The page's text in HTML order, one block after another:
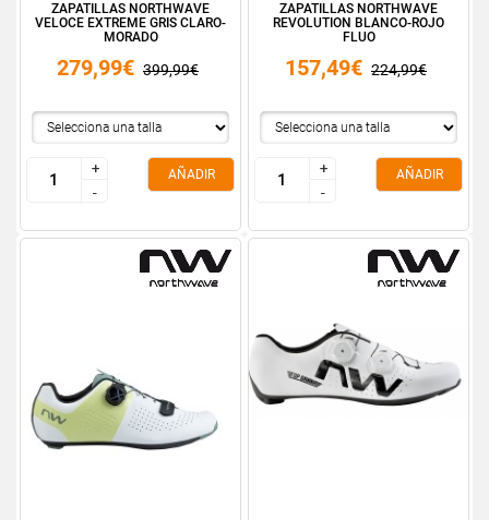
ZAPATILLAS NORTHWAVE
VELOCE EXTREME GRIS CLARO-
MORADO
279,99€ 399,99€
+
-
+
-
AÑADIR
ZAPATILLAS NORTHWAVE
REVOLUTION BLANCO-ROJO
FLUO
157,49€ 224,99€
+
-
+
-
AÑADIR